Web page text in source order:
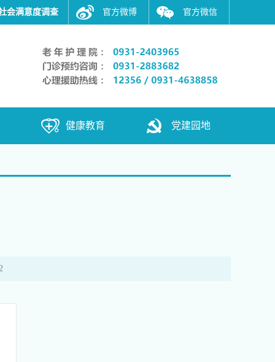
会满意度调查 官方微博 官方微信
健康教育 党建园地